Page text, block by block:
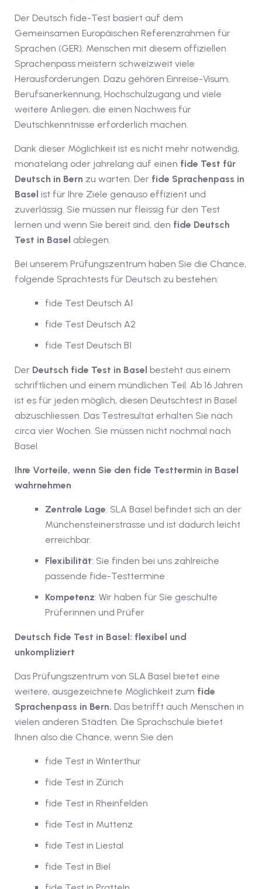
A1
Deutschkurse mit
mit
mit Gutschein
mit Gutschein
mit
A2
Deutschkurse mit
Deutschkurse mit
mit Gutschein
mit Gutschein
mit
Deutschkurse mit
Deutschkurse mit
mit Gutschein
mit Gutschein B1
mit
B2
Deutschkurse mit
Deutschkurse mit
mit Gutschein
Der Deutsch fide-Test basiert auf dem
Gemeinsamen Europäischen Referenzrahmen für
Sprachen (GER). Menschen mit diesem offiziellen
Sprachenpass meistern schweizweit viele
Herausforderungen. Dazu gehören Einreise-Visum,
Berufsanerkennung, Hochschulzugang und viele
weitere Anliegen, die einen Nachweis für
Deutschkenntnisse erforderlich machen.
Dank dieser Möglichkeit ist es nicht mehr notwendig,
monatelang oder jahrelang auf einen fide Test für
Deutsch in Bern zu warten. Der fide Sprachenpass in
Basel ist für Ihre Ziele genauso effizient und
zuverlässig. Sie müssen nur fleissig für den Test
lernen und wenn Sie bereit sind, den fide Deutsch
Test in Basel ablegen.
Bei unserem Prüfungszentrum haben Sie die Chance,
folgende Sprachtests für Deutsch zu bestehen:
fide Test Deutsch A1
fide Test Deutsch A2
fide Test Deutsch B1
Der Deutsch fide Test in Basel besteht aus einem
schriftlichen und einem mündlichen Teil. Ab 16 Jahren
ist es für jeden möglich, diesen Deutschtest in Basel
abzuschliessen. Das Testresultat erhalten Sie nach
circa vier Wochen. Sie müssen nicht nochmal nach
Basel.
Ihre Vorteile, wenn Sie den fide Testtermin in Basel
wahrnehmen
Zentrale Lage: SLA Basel befindet sich an der
Münchensteinerstrasse und ist dadurch leicht
erreichbar.
Flexibilität: Sie finden bei uns zahlreiche
passende fide-Testtermine
Kompetenz: Wir haben für Sie geschulte
Prüferinnen und Prüfer
Deutsch fide Test in Basel: flexibel und
unkompliziert
Das Prüfungszentrum von SLA Basel bietet eine
weitere, ausgezeichnete Möglichkeit zum fide
Sprachenpass in Bern. Das betrifft auch Menschen in
vielen anderen Städten. Die Sprachschule bietet
Ihnen also die Chance, wenn Sie den
fide Test in Winterthur
fide Test in Zürich
fide Test in Rheinfelden
fide Test in Muttenz
fide Test in Liestal
fide Test in Biel